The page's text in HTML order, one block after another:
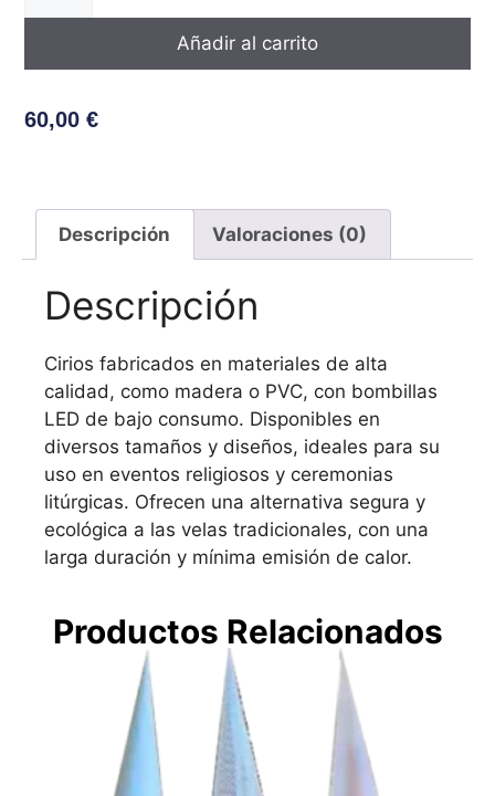
Añadir al carrito
60,00€
Descripción Valoraciones (0)
Descripción
Cirios fabricados en materiales de alta
calidad, como madera o PVC, con bombillas
LED de bajo consumo. Disponibles en
diversos tamaños y diseños, ideales para su
uso en eventos religiosos y ceremonias
litúrgicas. Ofrecen una alternativa segura y
ecológica a las velas tradicionales, con una
larga duración y mínima emisión de calor.
Productos Relacionados